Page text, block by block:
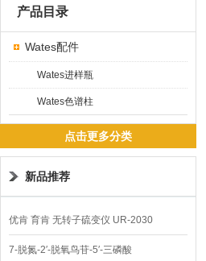
产品目录
Wates配件
Wates进样瓶
Wates色谱柱
点击更多分类
新品推荐
优肯 育肯 无转子硫变仪 UR-2030
7-脱氮-2′-脱氧鸟苷-5′-三磷酸